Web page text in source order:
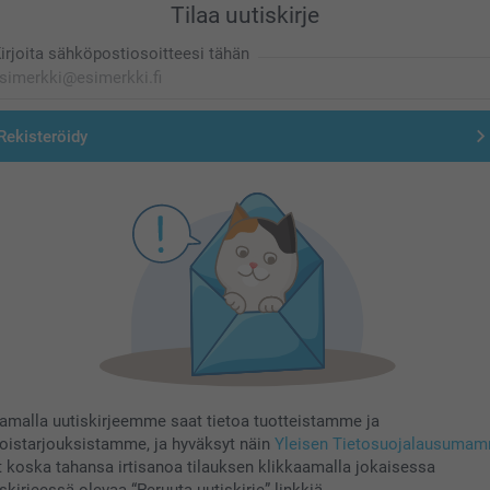
Tilaa uutiskirje
sähköpostiosoitteesi tähän
uutiskirjeemme saat tietoa tuotteistamme ja
ja hyväksyt näin Yleisen
koska tahansa irtisanoa tilauksen klikkaamalla jokaisessa